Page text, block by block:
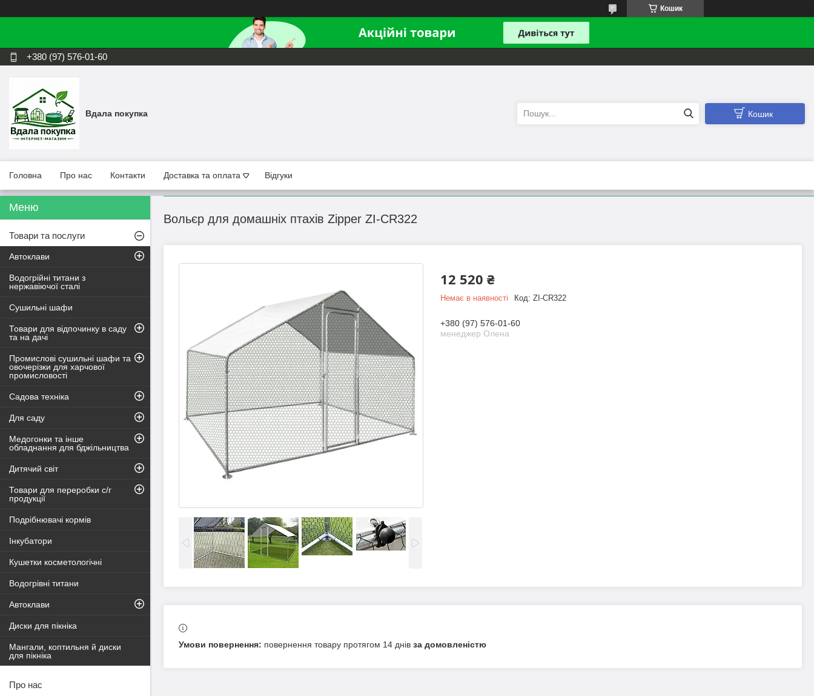
Кошик
+380 (97) 576-01-60
Вдала покупка Кошик
Головна Про нас Контакти Доставка та оплата Відгуки
Вольєр для домашніх птахів Zipper ZI-CR322
12 520 ₴
Немає в наявності Код: ZI-CR322
+380 (97) 576-01-60
менеджер Олена
повернення товару протягом 14 днів за домовленістю
Товари та послуги
Автоклави
Водогрійні титани з
нержавіючої сталі
Сушильні шафи
Товари для відпочинку в саду
та на дачі
Промислові сушильні шафи та
овочерізки для харчової
промисловості
Садова техніка
Для саду
Медогонки та інше
обладнання для бджільництва
Дитячий світ
Товари для переробки с/г
продукції
Подрібнювачі кормів
Інкубатори
Кушетки косметологічні
Водогрівні титани
Автоклави
Диски для пікніка
Мангали, коптильня й диски
для пікніка
Про нас